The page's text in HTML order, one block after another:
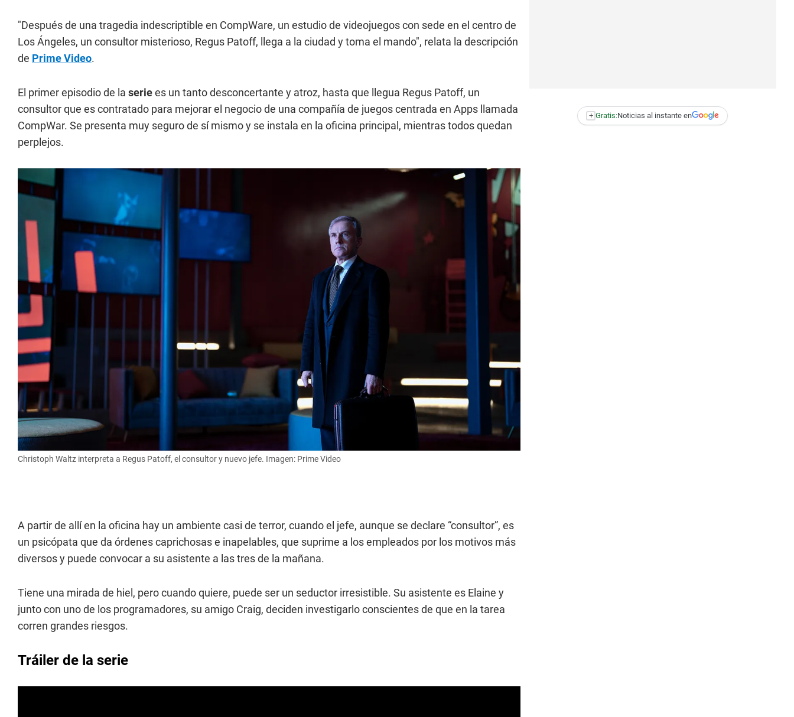
"Después de una tragedia indescriptible en CompWare, un estudio de videojuegos con sede en el centro de
Los Ángeles, un consultor misterioso, Regus Patoff, llega a la ciudad y toma el mando", relata la descripción
de Prime Video.
El primer episodio de la seriees un tanto desconcertante y atroz, hasta que llegua Regus Patoff, un
consultor que es contratado para mejorar el negocio de una compañía de juegos centrada en Apps llamada
CompWar. Se presenta muy seguro de sí mismo y se instala en la oficina principal, mientras todos quedan
perplejos.
Christoph Waltz interpreta a Regus Patoff, el consultor y nuevo jefe. Imagen: Prime Video
A partir de allí en la oficina hay un ambiente casi de terror, cuando el jefe, aunque se declare “consultor”, es
un psicópata que da órdenes caprichosas e inapelables, que suprime a los empleados por los motivos más
diversos y puede convocar a su asistente a las tres de la mañana.
Tiene una mirada de hiel, pero cuando quiere, puede ser un seductor irresistible. Su asistente es Elaine y
junto con uno de los programadores, su amigo Craig, deciden investigarlo conscientes de que en la tarea
corren grandes riesgos.
Tráiler de la serie
+ Gratis:Noticias al instante en